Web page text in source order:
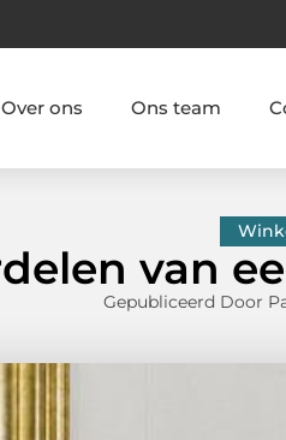
Over ons Ons team
van
Gepubliceerd Door